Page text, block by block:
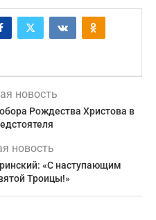
новость
Рождества Христова в
новость
«С наступающим
Троицы!»